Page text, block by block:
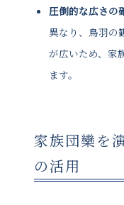
圧倒的な広さの
異なり、鳥羽の
が広いため、家
ます。
家族団欒を
の活用